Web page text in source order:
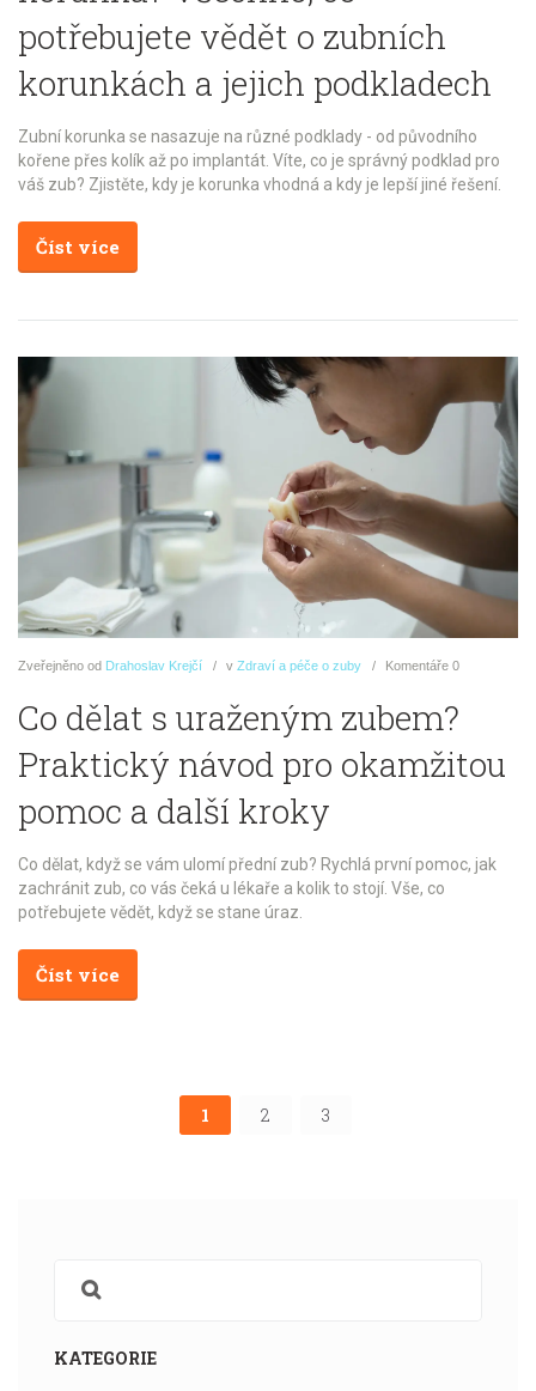
potřebujete vědět o zubních
korunkách a jejich podkladech
Zubní korunka se nasazuje na různé podklady - od původního
kořene přes kolík až po implantát. Víte, co je správný podklad pro
váš zub? Zjistěte, kdy je korunka vhodná a kdy je lepší jiné řešení.
Číst více
Zveřejněno od Drahoslav Krejčí v Zdraví a péče o zuby Komentáře 0
Co dělat s uraženým zubem?
Praktický návod pro okamžitou
pomoc a další kroky
Co dělat, když se vám ulomí přední zub? Rychlá první pomoc, jak
zachránit zub, co vás čeká u lékaře a kolik to stojí. Vše, co
potřebujete vědět, když se stane úraz.
Číst více
1 2 3
KATEGORIE